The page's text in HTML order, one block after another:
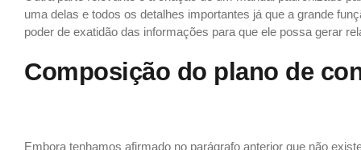
uma delas e todos os detalhes importantes já que a grande
poder de exatidão das informações para que ele possa gerar
Composição do plano de
Embora tenhamos afirmado no parágrafo anterior que não